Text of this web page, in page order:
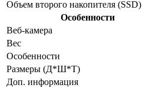
Объем второго накопителя (SSD)
Особенности
Веб-камера
Вес
Особенности
Размеры (Д*Ш*Т)
Доп. информация